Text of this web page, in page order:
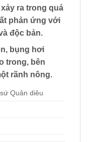
ra trong quá
phản ứng với
độc bản.
bụng hơi
trong, bên
rãnh nông.
sứ Quân diêu